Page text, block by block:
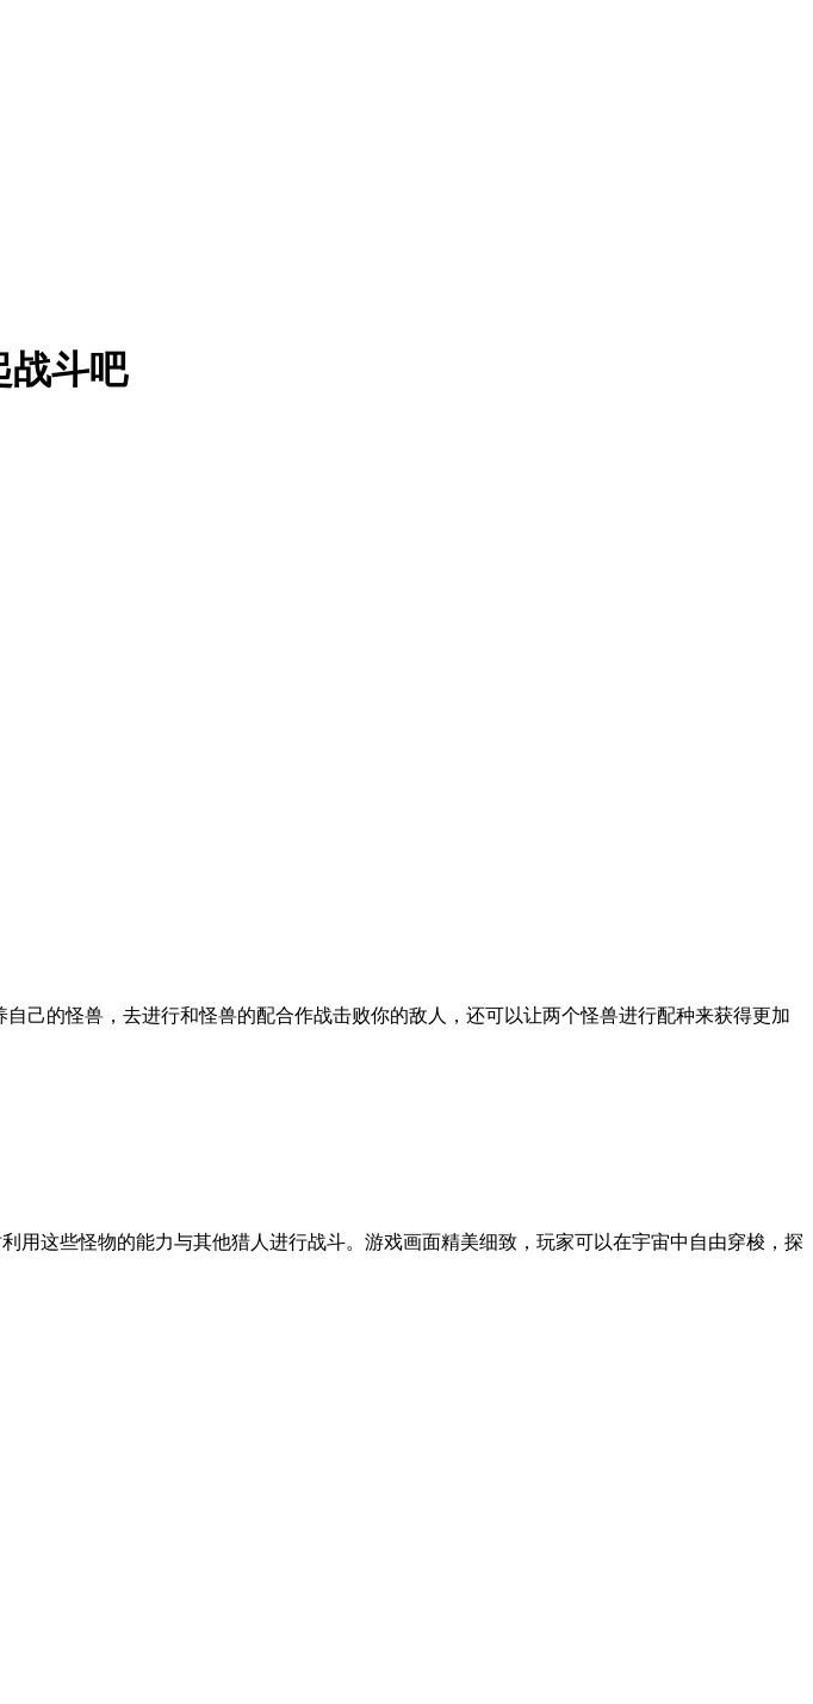
战斗吧
自己的怪兽，去进行和怪兽的配合作战击败你的敌人，还可以让两个怪兽进行配种来获得更加
这些怪物的能力与其他猎人进行战斗。游戏画面精美细致，玩家可以在宇宙中自由穿梭，探